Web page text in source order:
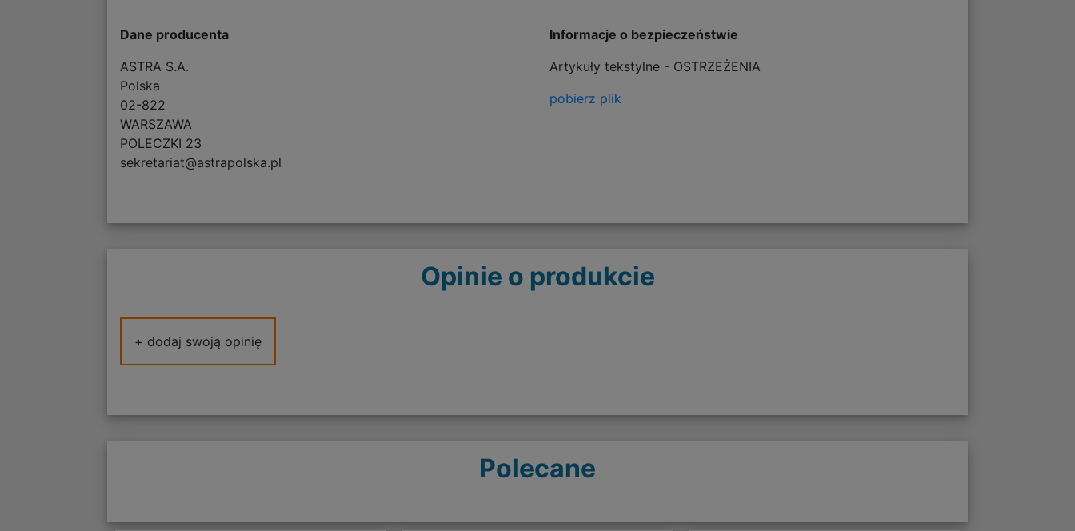
Dane producenta
ASTRA S.A.
Polska
02-822
WARSZAWA
POLECZKI 23
sekretariat@astrapolska.pl
Informacje o bezpieczeństwie
Artykuły tekstylne - OSTRZEŻENIA
pobierz plik
Opinie o produkcie
+ dodaj swoją opinię
Polecane